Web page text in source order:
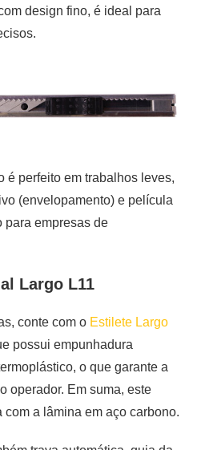
design fino, é ideal para
é perfeito em trabalhos leves,
(envelopamento) e película
para empresas de
Largo L11
conte com o Estilete Largo
possui empunhadura
o que garante a
operador. Em suma, este
a lâmina em aço carbono.